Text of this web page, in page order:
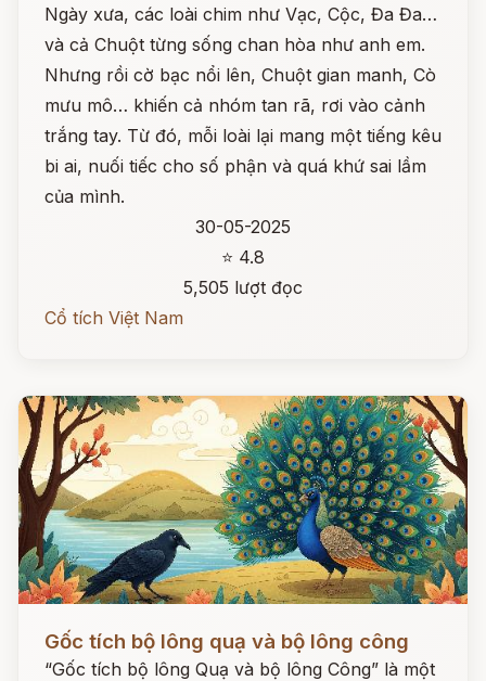
Ngày xưa, các loài chim như Vạc, Cộc, Đa Đa…
và cả Chuột từng sống chan hòa như anh em.
Nhưng rồi cờ bạc nổi lên, Chuột gian manh, Cò
mưu mô… khiến cả nhóm tan rã, rơi vào cảnh
trắng tay. Từ đó, mỗi loài lại mang một tiếng kêu
bi ai, nuối tiếc cho số phận và quá khứ sai lầm
của mình.
30-05-2025
⭐ 4.8
5,505 lượt đọc
Cổ tích Việt Nam
Đọc ngay
Gốc tích bộ lông quạ và bộ lông công
“Gốc tích bộ lông Quạ và bộ lông Công” là một